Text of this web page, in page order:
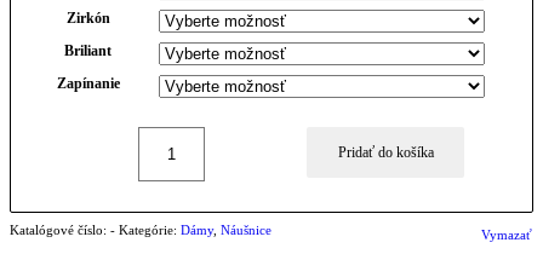
Zirkón
Briliant
Zapínanie
Vymazať
Pridať do košíka
Katalógové číslo: - Kategórie: Dámy, Náušnice